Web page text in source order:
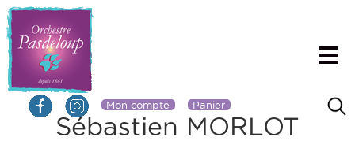
Mon compte Panier
Sébastien MORLOT